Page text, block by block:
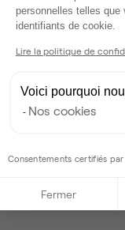
Répond en
Locataires
personnelles telles
identifiants de cookie.
Lire la politique de
Voici pourquoi
Nos cookies
Consentements certifiés par
Fermer